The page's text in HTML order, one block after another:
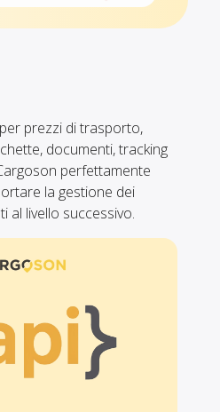
prezzi di trasporto,
documenti, tracking
perfettamente
la gestione dei
al livello successivo.